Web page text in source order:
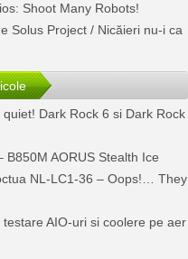
Shoot Many Robots!
Solus Project / Nicăieri nu-i ca
quiet! Dark Rock 6 si Dark Rock
B850M AORUS Stealth Ice
NL-LC1-36 – Oops!… They
testare AIO-uri si coolere pe aer